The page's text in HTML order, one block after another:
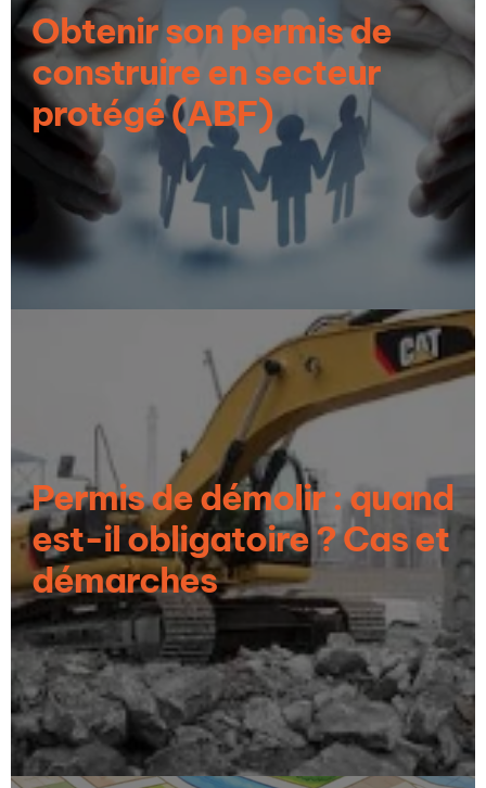
Obtenir son permis de
construire en secteur
protégé (ABF)
Permis de démolir : quand
est-il obligatoire ? Cas et
démarches